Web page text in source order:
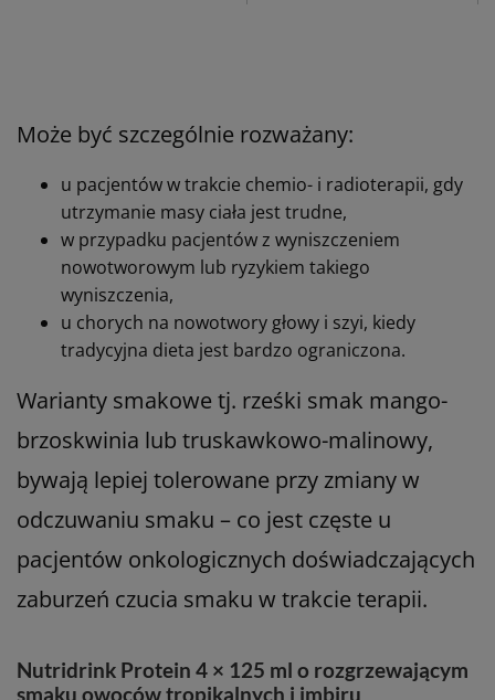
Nutrego FRUTY PLUS 4 x
175 ml
Hiperkaloryczna,
niskotłuszczowa,
bogatoresztkowa dieta w płynie o
konsystencji musu owocowego.
jagoda
brzoskwinia
malina
burak
WYBIERZ WARIANT
u pacjentów w trakcie chemio- i radioterapii, gdy